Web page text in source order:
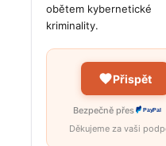
obětem kybernetické
kriminality.
Přispět
Bezpečně přes PayPal
Děkujeme za vaši